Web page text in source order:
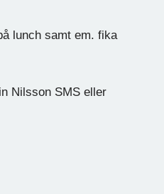
lunch samt em. fika
Nilsson SMS eller